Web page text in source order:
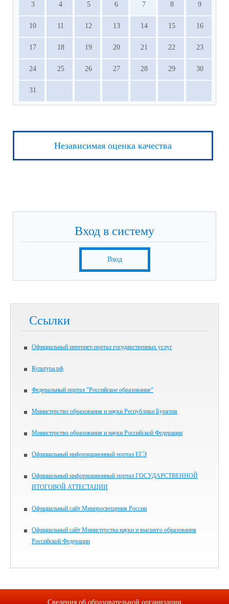
3 4 5 6 7 8 9
10 11 12 13 14 15 16
17 18 19 20 21 22 23
24 25 26 27 28 29 30
31
Независимая оценка качества
Вход в систему
Вход
Ссылки
Официальный интернет-портал государственных услуг
Культура.рф
Федеральный портал "Российское образование"
Министерство образования и науки Республики Бурятия
Министерство образования и науки Российской Федерации
Официальный информационный портал ЕГЭ
Официальный информационный портал ГОСУДАРСТВЕННОЙ
ИТОГОВОЙ АТТЕСТАЦИИ
Официальный сайт Минпросвещения России
Официальный сайт Министерства науки и высшего образования
Российской Федерации
Сведения об образовательной организации